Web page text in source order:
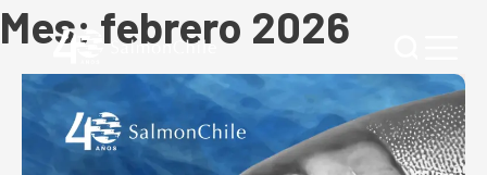
Mes: febrero 2026